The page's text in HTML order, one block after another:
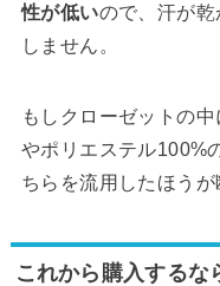
性が低いので、汗が
しません。
もしクローゼットの
やポリエステル100%
ちらを流用したほうが
これから購入するな